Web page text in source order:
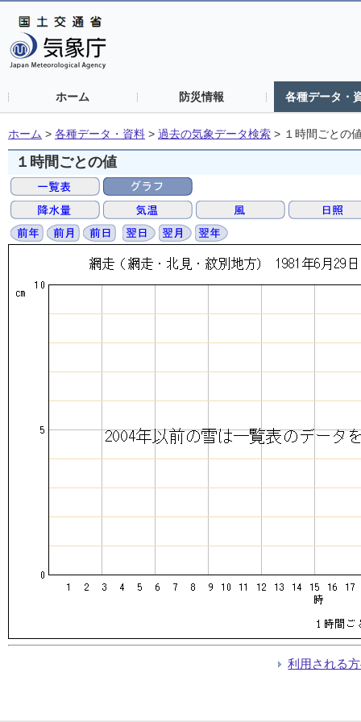
ホーム 防災情報 各種データ・
ホーム > 各種データ・資料 > 過去の気象データ検索 > １時間ごとの
１時間ごとの値
利用される